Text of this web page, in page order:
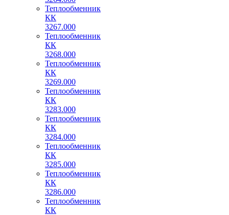
Теплообменник
КК
3267.000
Теплообменник
КК
3268.000
Теплообменник
КК
3269.000
Теплообменник
КК
3283.000
Теплообменник
КК
3284.000
Теплообменник
КК
3285.000
Теплообменник
КК
3286.000
Теплообменник
КК